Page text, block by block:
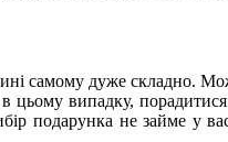
самому дуже складно.
випадку,
подарунка не займе у